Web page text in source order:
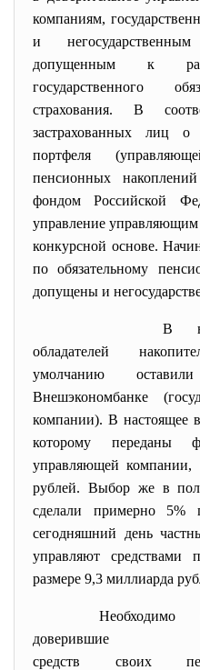
компаниям,
и
допущенным к
государственного
страхования. В
застрахованных лиц о
портфеля
пенсионных
фондом Российской
управление
конкурсной основе.
по обязательному
допущены и
В
обладателей
умолчанию
Внешэкономбанке (
компании). В настоящее
которому переданы
управляющей компании,
рублей. Выбор же в
сделали примерно 5%
сегодняшний день
управляют средствами
размере 9,3 миллиарда
Необходимо
доверившие
средств своих